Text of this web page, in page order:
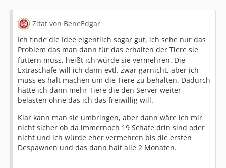
Zitat von BeneEdgar
Ich finde die Idee eigentlich sogar gut, ich sehe nur das
Problem das man dann für das erhalten der Tiere sie
füttern muss, heißt ich würde sie vermehren. Die
Extraschafe will ich dann evtl. zwar garnicht, aber ich
muss es halt machen um die Tiere zu behalten. Dadurch
hätte ich dann mehr Tiere die den Server weiter
belasten ohne das ich das freiwillig will.
Klar kann man sie umbringen, aber dann wäre ich mir
nicht sicher ob da immernoch 19 Schafe drin sind oder
nicht und ich würde eher vermehren bis die ersten
Despawnen und das dann halt alle 2 Monaten.